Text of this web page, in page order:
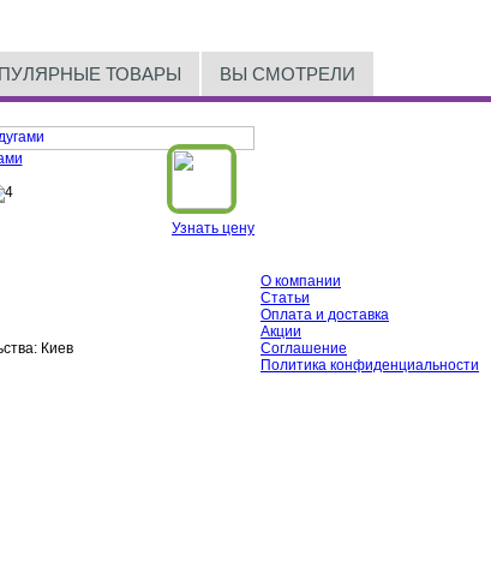
ТОВАРЫ ВЫ СМОТРЕЛИ
Узнать цену
Киев
О компании
Статьи
Оплата и доставка
Акции
Соглашение
Политика конфиденциальности